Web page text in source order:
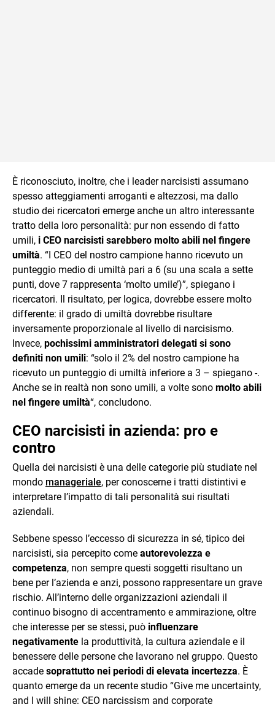
È riconosciuto, inoltre, che i leader narcisisti assumano
spesso atteggiamenti arroganti e altezzosi, ma dallo
studio dei ricercatori emerge anche un altro interessante
tratto della loro personalità: pur non essendo di fatto
umili, i CEO narcisisti sarebbero molto abili nel fingere
umiltà. “I CEO del nostro campione hanno ricevuto un
punteggio medio di umiltà pari a 6 (su una scala a sette
punti, dove 7 rappresenta ‘molto umile’)”, spiegano i
ricercatori. Il risultato, per logica, dovrebbe essere molto
differente: il grado di umiltà dovrebbe risultare
inversamente proporzionale al livello di narcisismo.
Invece, pochissimi amministratori delegati si sono
definiti non umili: “solo il 2% del nostro campione ha
ricevuto un punteggio di umiltà inferiore a 3 – spiegano -.
Anche se in realtà non sono umili, a volte sono molto abili
nel fingere umiltà“, concludono.
CEO narcisisti in azienda: pro e
contro
Quella dei narcisisti è una delle categorie più studiate nel
mondo manageriale, per conoscerne i tratti distintivi e
interpretare l’impatto di tali personalità sui risultati
aziendali.
Sebbene spesso l’eccesso di sicurezza in sé, tipico dei
narcisisti, sia percepito come autorevolezza e
competenza, non sempre questi soggetti risultano un
bene per l’azienda e anzi, possono rappresentare un grave
rischio. All’interno delle organizzazioni aziendali il
continuo bisogno di accentramento e ammirazione, oltre
che interesse per se stessi, può influenzare
negativamente la produttività, la cultura aziendale e il
benessere delle persone che lavorano nel gruppo. Questo
accade soprattutto nei periodi di elevata incertezza. È
quanto emerge da un recente studio “Give me uncertainty,
and I will shine: CEO narcissism and corporate